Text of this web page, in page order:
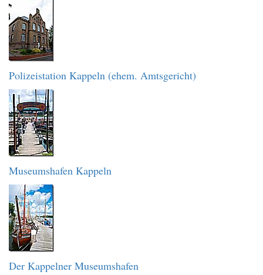
Polizeistation Kappeln (ehem. Amtsgericht)
Museumshafen Kappeln
Der Kappelner Museumshafen